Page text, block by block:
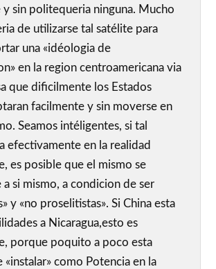
y sin politequeria ninguna. Mucho
de utilizarse tal satélite para
una «idéologia de
en la region centroamericana via
que dificilmente los Estados
facilmente y sin moverse en
Seamos intéligentes, si tal
efectivamente en la realidad
es posible que el mismo se
si mismo, a condicion de ser
y «no proselitistas». Si China esta
a Nicaragua,esto es
porque poquito a poco esta
«instalar» como Potencia en la